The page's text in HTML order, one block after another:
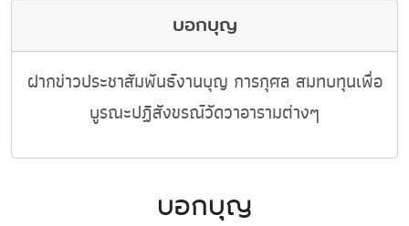
บอกบุญ
ฝากข่าวประชาสัมพันธ์งานบุญ การกุศล สมทบทุนเพื่อ
บูรณะปฏิสังขรณ์วัดวาอารามต่างๆ
บอกบุญ